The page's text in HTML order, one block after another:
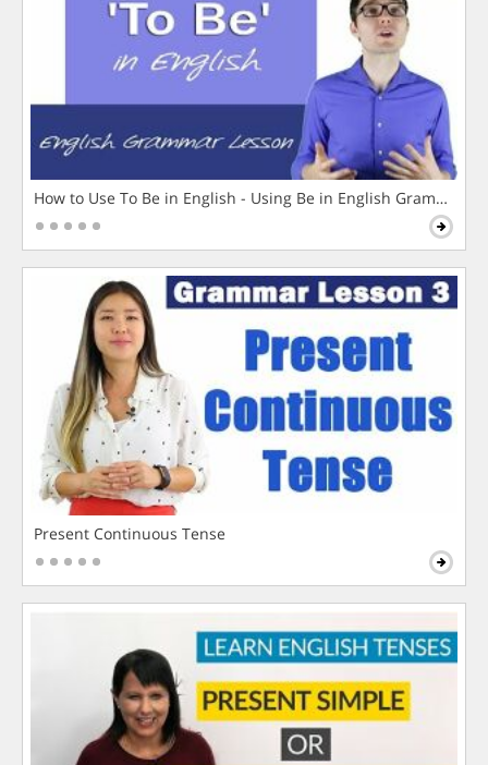
How to Use To Be in English - Using Be in English Grammar
Present Continuous Tense